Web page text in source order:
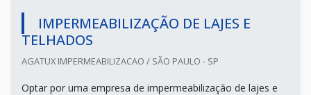
IMPERMEABILIZAÇÃO DE LAJES E
TELHADOS
AGATUX IMPERMEABILIZACAO / SÃO PAULO - SP
Optar por uma empresa de impermeabilização de lajes e